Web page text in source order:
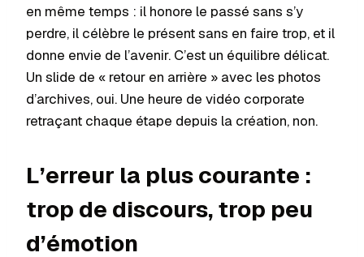
en même temps : il honore le passé sans s’y
perdre, il célèbre le présent sans en faire trop, et il
donne envie de l’avenir. C’est un équilibre délicat.
Un slide de « retour en arrière » avec les photos
d’archives, oui. Une heure de vidéo corporate
retraçant chaque étape depuis la création, non.
L’erreur la plus courante :
trop de discours, trop peu
d’émotion